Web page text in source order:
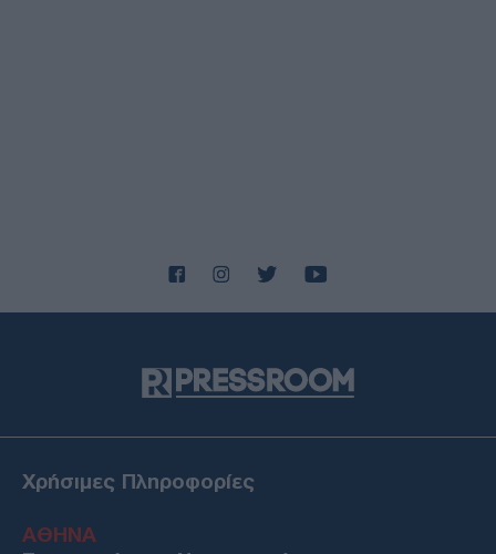
06/08/26 - 20:03
06/08/26 - 19:52
06/08/26 - 19:37
Στην Ελλάδα απόψε η 46χρονη που κατηγορείται για την
υπόθεση της Marfin — Θα μεταφερθεί στη ΓΑΔΑ
Χρήσιμες Πληροφορίες
ΑΘΗΝΑ